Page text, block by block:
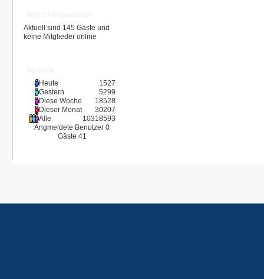
Aktuell sind 145 Gäste und
keine Mitglieder online
Heute
1527
Gestern
5299
Diese Woche
18528
Dieser Monat
30207
Alle
10318593
Angmeldete Benutzer 0
Gäste 41